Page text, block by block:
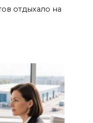
отдыхало на